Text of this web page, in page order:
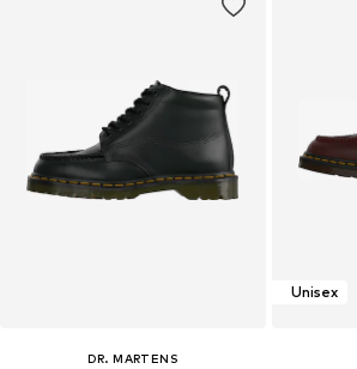
DR. MARTENS
Unisex